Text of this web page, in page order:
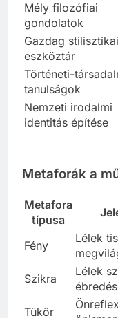
Mély filozófiai
gondolatok
Gazdag stilisztikai
eszköztár
Történeti-
tanulságok
Nemzeti irodalmi
identitás építése
Metaforák a
Metafora
típusa
Fény
Lélek
Szikra
Lélek
Tükör